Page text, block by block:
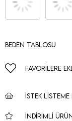
Beden Tablosu
FAVORILERE
İSTEK LISTEME
İNDIRIMLI